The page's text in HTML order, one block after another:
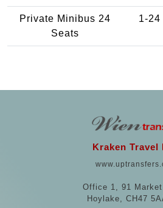
Private Minibus 24
Seats
1-24
Kraken Travel
Office 1, 91
Hoylake, CH47